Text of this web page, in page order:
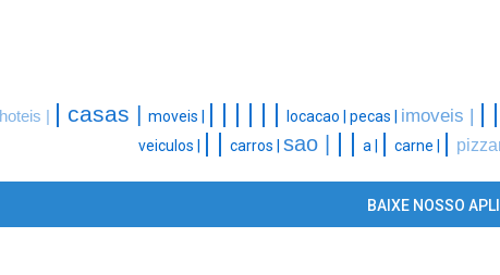
hoteis | casas | moveis | locacao | pecas | imoveis |
veiculos |
carros | sao | a | carne |
BAIXE NOSSO